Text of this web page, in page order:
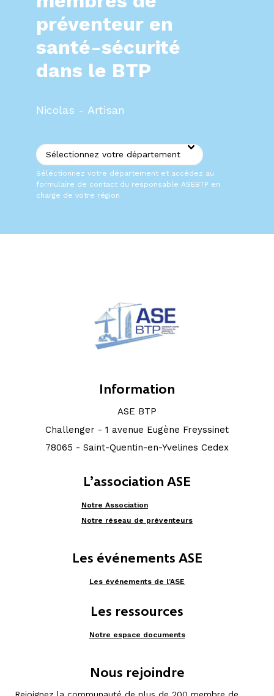
préventeur en
santé-sécurité
dans le BTP
Nicolas - Artisan
Séléctionnez votre département et accédez au
formulaire de contact du responsable ASEBTP en
charge de votre région
Information
ASE BTP
Challenger - 1 avenue Eugène Freyssinet
78065 - Saint-Quentin-en-Yvelines Cedex
L’association ASE
Notre Association
Notre réseau de préventeurs
Les événements ASE
Les événements de l’ASE
Les ressources
Notre espace documents
Nous rejoindre
Rejoignez la communauté de plus de 200 membre de